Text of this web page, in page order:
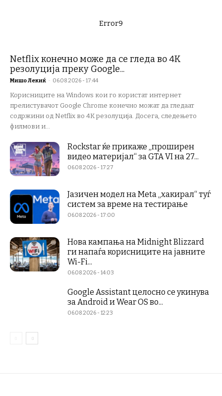
Error9
Netflix конечно може да се гледа во 4K
резолуција преку Google...
Мишо Лекиќ - 06.08.2026 - 17:44
Корисниците на Windows кои го користат интернет
прелистувачот Google Chrome конечно можат да гледаат
содржини од Netflix во 4K резолуција. Досега, следењето
филмови и...
Rockstar ќе прикаже „проширен
видео материјал“ за GTA VI на 27...
06.08.2026 - 17:27
Јазичен модел на Meta „хакирал“ туѓ
систем за време на тестирање
06.08.2026 - 17:00
Нова кампања на Midnight Blizzard
ги напаѓа корисниците на јавните
Wi-Fi...
06.08.2026 - 14:03
Google Assistant целосно се укинува
за Android и Wear OS во...
06.08.2026 - 12:23